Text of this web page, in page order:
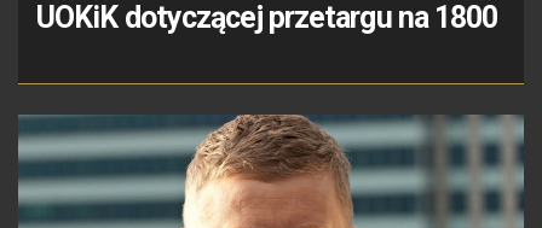
UOKiK dotyczącej przetargu na 1800